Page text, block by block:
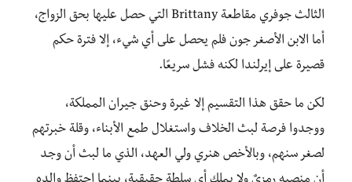
الثالث جوفري مقاطعة Brittany التي حصل عليها بحق الزواج،
أما الابن الأصغر جون فلم يحصل على أي شيء، إلا فترة حكم
قصيرة على إيرلندا لكنه فشل سريعًا.
لكن ما حقق هذا التقسيم إلا غيرة وحنق جيران المملكة،
ووجدوا فرصة لبث الخلاف واستغلال طمع الأبناء، وقلة خبرتهم
لصغر سنهم، وبالأخص هنري ولي العهد، الذي ما لبث أن وجد